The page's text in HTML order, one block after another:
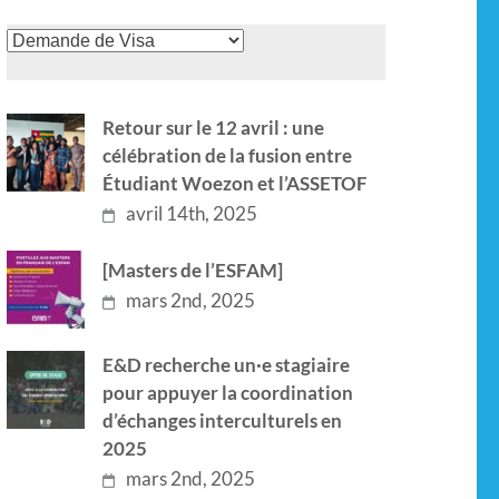
Retour sur le 12 avril : une
célébration de la fusion entre
Étudiant Woezon et l’ASSETOF
avril 14th, 2025
[Masters de l’ESFAM]
mars 2nd, 2025
E&D recherche un·e stagiaire
pour appuyer la coordination
d’échanges interculturels en
2025
mars 2nd, 2025